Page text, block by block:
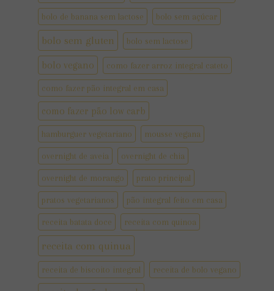
bolo de banana sem lactose bolo sem açúcar
bolo sem gluten bolo sem lactose
bolo vegano como fazer arroz integral cateto
como fazer pão integral em casa
como fazer pão low carb
hamburguer vegetariano mousse vegana
overnight de aveia overnight de chia
overnight de morango prato principal
pratos vegetarianos pão integral feito em casa
receita batata doce receita com quinoa
receita com quinua
receita de biscoito integral receita de bolo vegano